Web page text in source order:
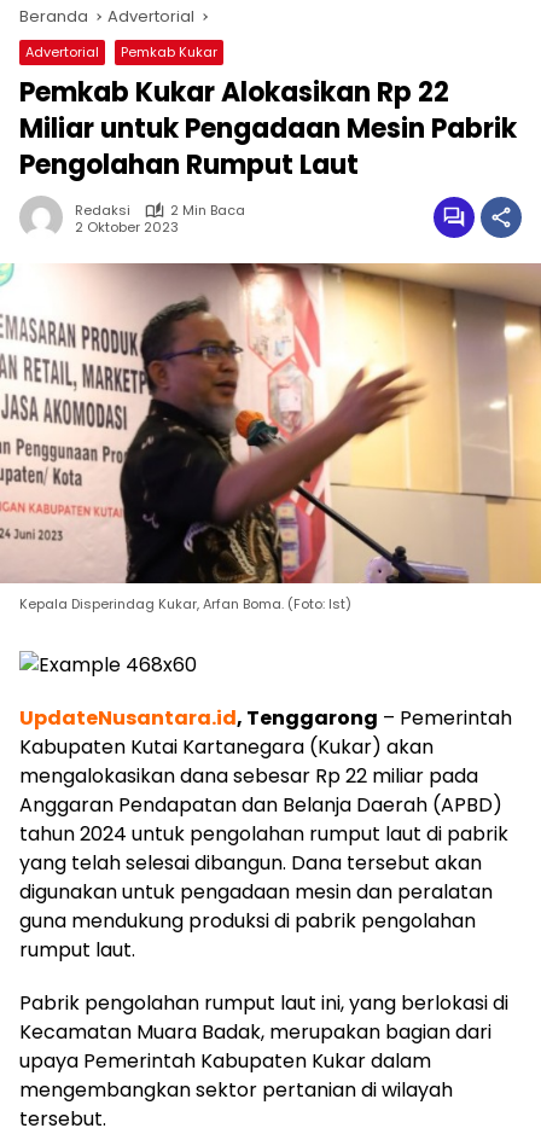
Beranda Advertorial
Advertorial Pemkab Kukar
Pemkab Kukar Alokasikan Rp 22
Miliar untuk Pengadaan Mesin Pabrik
Pengolahan Rumput Laut
Redaksi
2 Min Baca
2 Oktober 2023
Kepala Disperindag Kukar, Arfan Boma. (Foto: Ist)
UpdateNusantara.id, Tenggarong – Pemerintah
Kabupaten Kutai Kartanegara (Kukar) akan
mengalokasikan dana sebesar Rp 22 miliar pada
Anggaran Pendapatan dan Belanja Daerah (APBD)
tahun 2024 untuk pengolahan rumput laut di pabrik
yang telah selesai dibangun. Dana tersebut akan
digunakan untuk pengadaan mesin dan peralatan
guna mendukung produksi di pabrik pengolahan
rumput laut.
Pabrik pengolahan rumput laut ini, yang berlokasi di
Kecamatan Muara Badak, merupakan bagian dari
upaya Pemerintah Kabupaten Kukar dalam
mengembangkan sektor pertanian di wilayah
tersebut.